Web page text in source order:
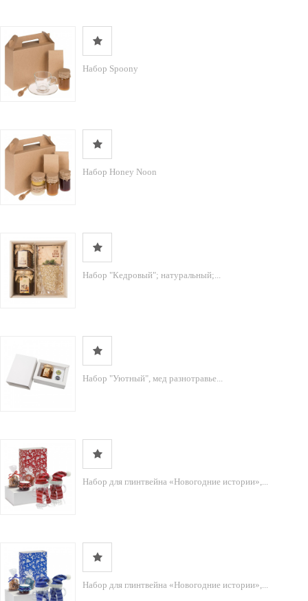
Набор Spoony
Набор Honey Noon
Набор "Кедровый"; натуральный;...
Набор "Уютный", мед разнотравье...
Набор для глинтвейна «Новогодние истории»,...
Набор для глинтвейна «Новогодние истории»,...